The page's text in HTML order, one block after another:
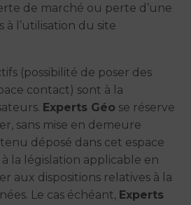
de marché ou perte d’une
à l’utilisation du site
(possibilité de poser des
contact) sont à la
Experts Géo se réserve
sans mise en demeure
déposé dans cet espace
la législation applicable en
aux dispositions relatives à la
Le cas échéant, Experts